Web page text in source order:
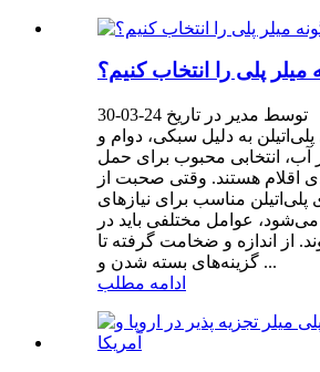
میلر پلی را انتخاب کنیم؟
توسط مدیر در تاریخ 24-03-30
به دلیل سبکی، دوام و
آب، انتخابی محبوب برای حمل
اقلام هستند. وقتی صحبت از
پلی‌اتیلن مناسب برای نیازهای
عوامل مختلفی باید در
از اندازه و ضخامت گرفته تا
گزینه‌های بسته شدن و ...
ادامه مطلب